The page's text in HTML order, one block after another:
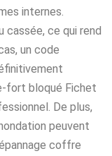
internes.
cassée, ce qui rend
un code
fort bloqué Fichet
De plus,
peuvent
coffre